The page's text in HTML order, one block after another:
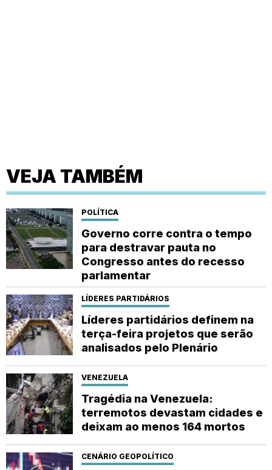
VEJA TAMBÉM
POLÍTICA
Governo corre contra o tempo
para destravar pauta no
Congresso antes do recesso
parlamentar
LÍDERES PARTIDÁRIOS
Líderes partidários definem na
terça-feira projetos que serão
analisados pelo Plenário
VENEZUELA
Tragédia na Venezuela:
terremotos devastam cidades e
deixam ao menos 164 mortos
CENÁRIO GEOPOLÍTICO